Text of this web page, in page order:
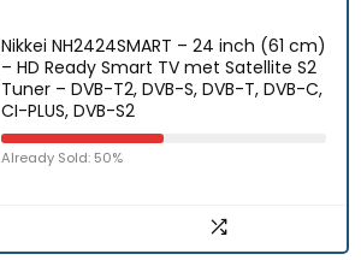
Nikkei NH2424SMART – 24 inch (61 cm)
– HD Ready Smart TV met Satellite S2
Tuner – DVB-T2, DVB-S, DVB-T, DVB-C,
CI-PLUS, DVB-S2
Already Sold: 50%